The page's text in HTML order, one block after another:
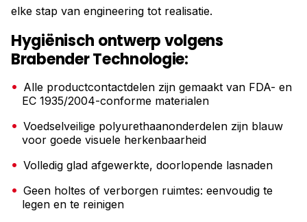
elke stap van engineering tot realisatie.
Hygiënisch ontwerp volgens
Brabender Technologie:
Alle productcontactdelen zijn gemaakt van FDA- en
EC 1935/2004-conforme materialen
Voedselveilige polyurethaanonderdelen zijn blauw
voor goede visuele herkenbaarheid
Volledig glad afgewerkte, doorlopende lasnaden
Geen holtes of verborgen ruimtes: eenvoudig te
legen en te reinigen